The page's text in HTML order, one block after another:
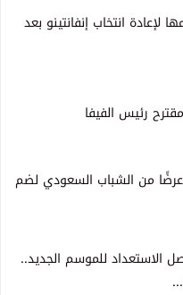
لإعادة انتخاب إنفانتينو بعد
رئيس الفيفا
من الشباب السعودي لضم
الاستعداد للموسم الجديد..